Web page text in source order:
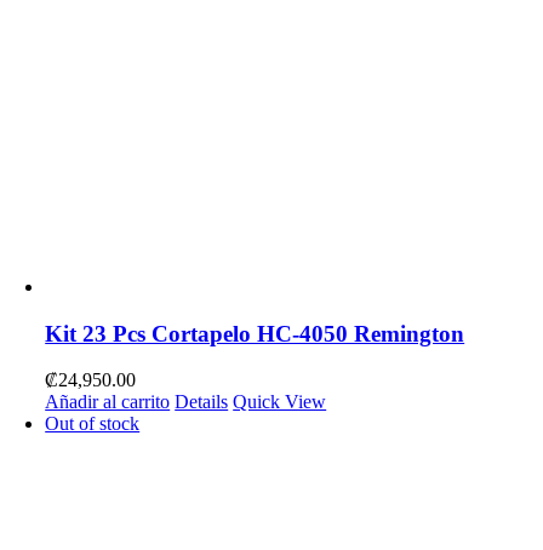
Kit 23 Pcs Cortapelo HC-4050 Remington
₡24,950.00
Añadir al carrito Details Quick View
Out of stock